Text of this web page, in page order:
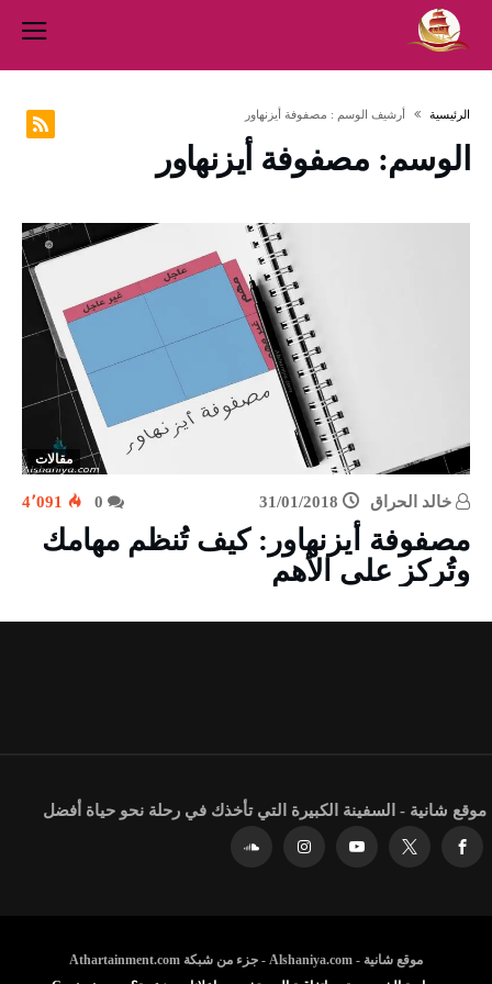
‫الرئيسية‬ ‫أرشيف الوسم :‬ مصفوفة أيزنهاور
الوسم: مصفوفة أيزنهاور
مقالات
خالد الحراق 31/01/2018 4٬091
مصفوفة أيزنهاور: كيف تُنظم مهامك
وتُركز على الأهم
موقع شانية - السفينة الكبيرة التي تأخذك في رحلة نحو حياة أفضل
موقع شانية - Alshaniya.com - جزء من شبكة Athartainment.com